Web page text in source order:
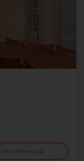
Me interesa